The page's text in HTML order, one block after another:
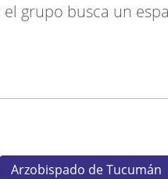
grupo busca un
Arzobispado de Tucumán